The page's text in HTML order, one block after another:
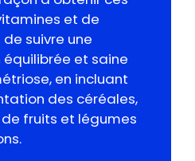
et de
suivre une
et saine
en incluant
des céréales,
fruits et légumes